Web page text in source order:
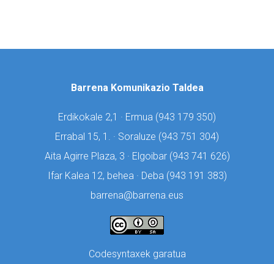
Barrena Komunikazio Taldea
Erdikokale 2,1 · Ermua (943 179 350)
Errabal 15, 1. · Soraluze (943 751 304)
Aita Agirre Plaza, 3 · Elgoibar (943 741 626)
Ifar Kalea 12, behea · Deba (943 191 383)
barrena@barrena.eus
Codesyntaxek garatua